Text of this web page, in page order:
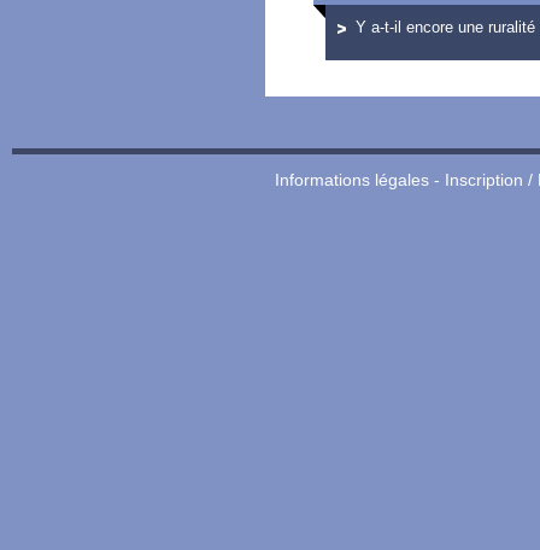
Y a-t-il encore une ruralité
Informations légales- Inscription /